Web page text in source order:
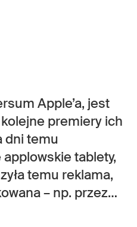
Apple’a, jest
premiery ich
dni temu
tablety,
temu reklama,
– np. przez…